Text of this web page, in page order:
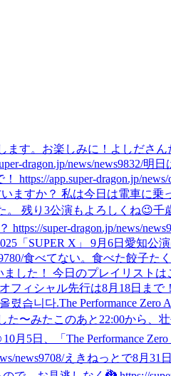
ます。お楽しみに！ よしださん
dragon.jp/news/news9832/明日
app.super-dragon.jp/news/
ますか？ 私は今日は電車に乗
。 残り3公演もよろしくね😉千
https://super-dragon.jp/news/
「SUPER X」 9月6日愛知公
食べてない。 食べた餃子た
した！ 今日のプレイリストは
フィシャル先行は8月18日ま
렸습니다.The Performance Zero
た〜みた このあと22:00から、
10月5日、「The Performance
news9708/えきねっとで8月31